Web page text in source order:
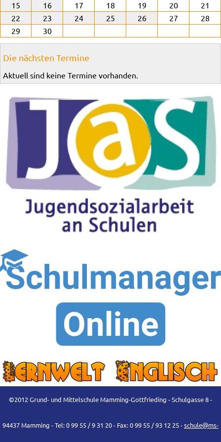
15
16 17 18 19 20
21
22
23 24 25 26 27
28
29
30
Die nächsten Termine
Aktuell sind keine Termine vorhanden.
©2012 Grund- und Mittelschule Mamming-Gottfrieding - Schulgasse 8 -
94437 Mamming - Tel: 0 99 55 / 9 31 20 - Fax: 0 99 55 / 93 12 25 -schule@ms-